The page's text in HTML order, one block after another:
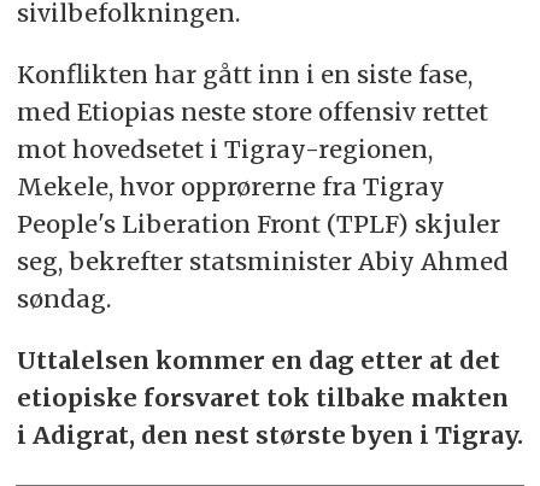
sivilbefolkningen.
Konflikten har gått inn i en siste fase,
med Etiopias neste store offensiv rettet
mot hovedsetet i Tigray-regionen,
Mekele, hvor opprørerne fra Tigray
People's Liberation Front (TPLF) skjuler
seg, bekrefter statsminister Abiy Ahmed
søndag.
Uttalelsen kommer en dag etter at det
etiopiske forsvaret tok tilbake makten
i Adigrat, den nest største byen i Tigray.